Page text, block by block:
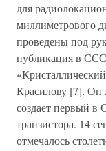
для
миллиметрового
проведены под
публикация в
Красилову [7]. Он
создает первый
транзистора. 14
отмечалось